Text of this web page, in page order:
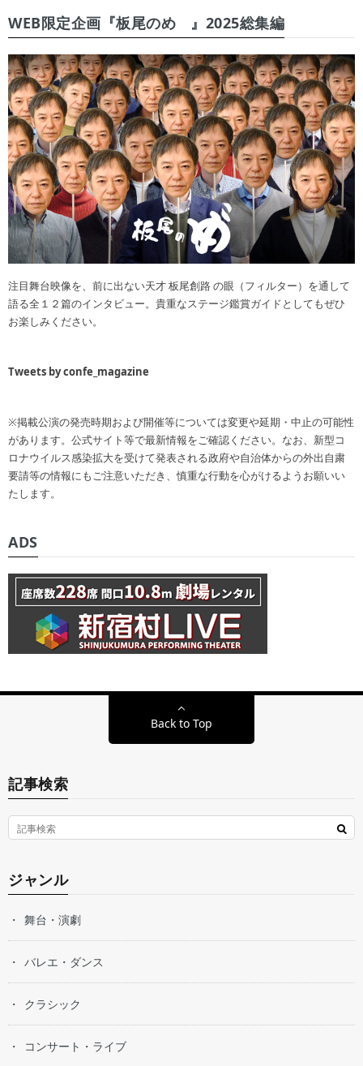
WEB限定企画『板尾のめ゙』2025総集編
注目舞台映像を、前に出ない天才 板尾創路 の眼（フィルター）を通して
語る全１２篇のインタビュー。貴重なステージ鑑賞ガイドとしてもぜひ
お楽しみください。
Tweets by confe_magazine
※掲載公演の発売時期および開催等については変更や延期・中止の可能性
があります。公式サイト等で最新情報をご確認ください。なお、新型コ
ロナウイルス感染拡大を受けて発表される政府や自治体からの外出自粛
要請等の情報にもご注意いただき、慎重な行動を心がけるようお願いい
たします。
ADS
Back to Top
記事検索
ジャンル
舞台・演劇
バレエ・ダンス
クラシック
コンサート・ライブ